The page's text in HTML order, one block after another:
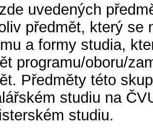
uvedených
předmět, který
a formy studia,
programu/oboru/
Předměty této
studiu na
studiu.